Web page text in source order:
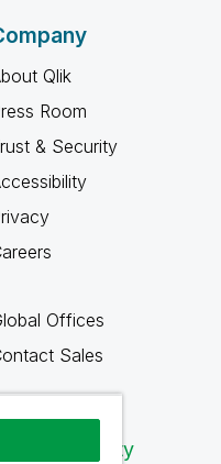
Qlik
Room
& Security
Offices
Sales
Community